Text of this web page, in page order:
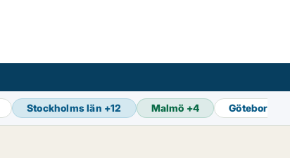
Stockholms län +12 Malmö +4 Göteborg